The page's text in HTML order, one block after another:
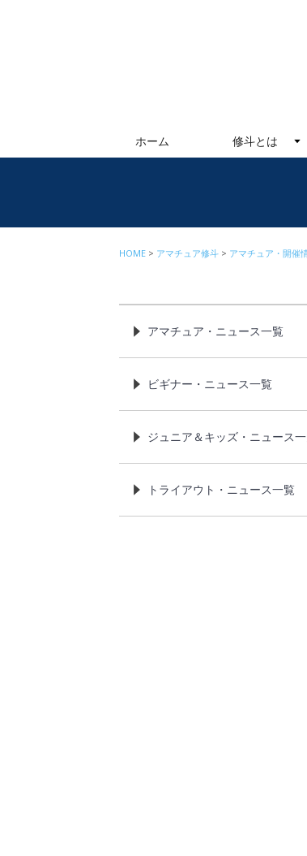
ホーム 修斗とは
HOME アマチュア修斗 アマチュア・開催
アマチュア・ニュース一覧
ビギナー・ニュース一覧
ジュニア＆キッズ・ニュース
トライアウト・ニュース一覧